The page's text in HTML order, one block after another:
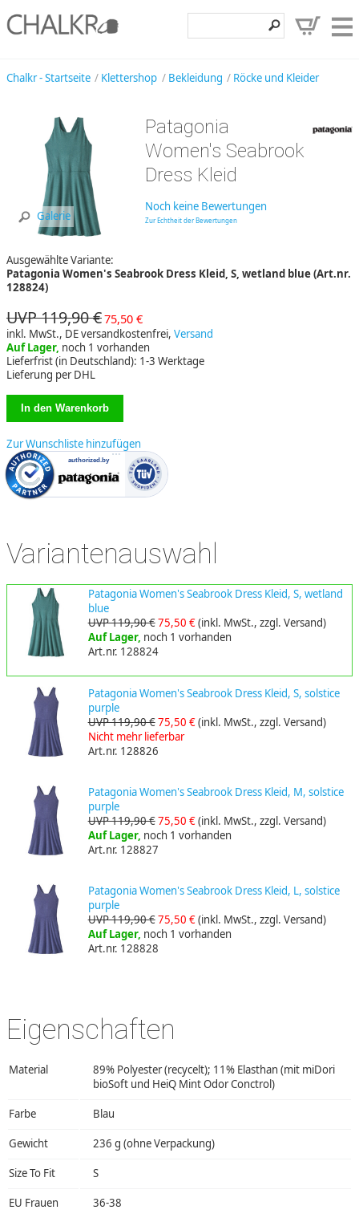
Klettershop
Entdecken
Hilfe, Kontakt
Chalkr - Startseite Klettershop Bekleidung Röcke und Kleider
Galerie
Patagonia
Women's Seabrook
Dress Kleid
Noch keine Bewertungen
Zur Echtheit der Bewertungen
Ausgewählte Variante:
Patagonia Women's Seabrook Dress Kleid, S, wetland blue (Art.nr.
128824)
UVP 119,90 €75,50 €
inkl. MwSt., DE versandkostenfrei, Versand
Auf Lager, noch 1 vorhanden
Lieferfrist (in Deutschland): 1-3 Werktage
Lieferung per DHL
Zur Wunschliste hinzufügen
Variantenauswahl
Patagonia Women's Seabrook Dress Kleid, S, wetland
blue
UVP 119,90 €75,50 €(inkl. MwSt., zzgl. Versand)
Auf Lager, noch 1 vorhanden
Art.nr. 128824
Patagonia Women's Seabrook Dress Kleid, S, solstice
purple
UVP 119,90 €75,50 €(inkl. MwSt., zzgl. Versand)
Nicht mehr lieferbar
Art.nr. 128826
Patagonia Women's Seabrook Dress Kleid, M, solstice
purple
UVP 119,90 €75,50 €(inkl. MwSt., zzgl. Versand)
Auf Lager, noch 1 vorhanden
Art.nr. 128827
Patagonia Women's Seabrook Dress Kleid, L, solstice
purple
UVP 119,90 €75,50 €(inkl. MwSt., zzgl. Versand)
Auf Lager, noch 1 vorhanden
Art.nr. 128828
Eigenschaften
Material
89% Polyester (recycelt); 11% Elasthan (mit miDori
bioSoft und HeiQ Mint Odor Conctrol)
Farbe Blau
Gewicht 236 g (ohne Verpackung)
Size To Fit S
EU Frauen 36-38